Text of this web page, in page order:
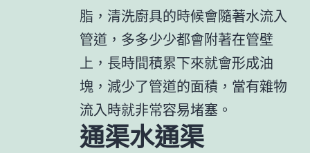
脂，清洗廚具的時候會隨著水流入
管道，多多少少都會附著在管壁
上，長時間積累下來就會形成油
塊，減少了管道的面積，當有雜物
流入時就非常容易堵塞。
通渠水通渠